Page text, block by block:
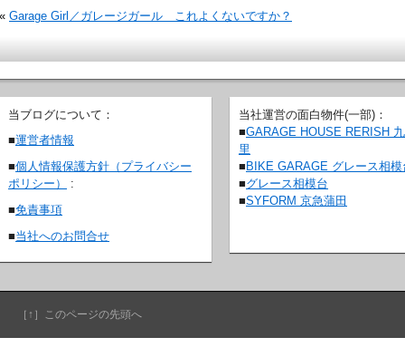
« Garage Girl／ガレージガール これよくないですか？
当ブログについて：
■運営者情報
■個人情報保護方針（プライバシー
ポリシー）
:
■免責事項
■当社へのお問合せ
当社運営の面白物件(一部)：
■GARAGE HOUSE RERISH
里
■BIKE GARAGE グレース相模
■グレース相模台
■SYFORM 京急蒲田
［↑］このページの先頭へ